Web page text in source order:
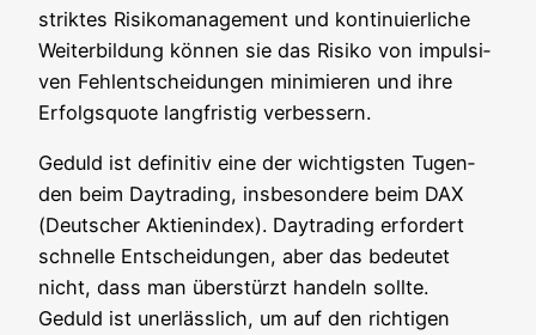
strik­tes Risi­ko­ma­nage­ment und kon­ti­nu­ier­li­che
Wei­ter­bil­dung kön­nen sie das Risi­ko von impul­si­
ven Fehl­ent­schei­dun­gen mini­mie­ren und ihre
Erfolgs­quo­te lang­fris­tig verbessern.
Geduld ist defi­ni­tiv eine der wich­tigs­ten Tugen­
den beim Day­tra­ding, ins­be­son­de­re beim DAX
(Deut­scher Akti­en­in­dex). Day­tra­ding erfor­dert
schnel­le Ent­schei­dun­gen, aber das bedeu­tet
nicht, dass man über­stürzt han­deln soll­te.
Geduld ist uner­läss­lich, um auf den rich­ti­gen